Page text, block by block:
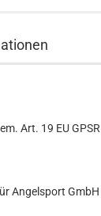
Art. 19 EU GPSR
Angelsport GmbH